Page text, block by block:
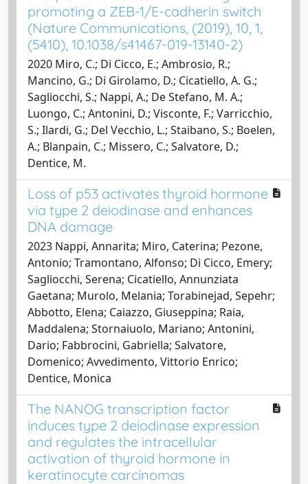
promoting a ZEB-1/E-cadherin switch
(Nature Communications, (2019), 10, 1,
(5410), 10.1038/s41467-019-13140-2)
2020 Miro, C.; Di Cicco, E.; Ambrosio, R.;
Mancino, G.; Di Girolamo, D.; Cicatiello, A. G.;
Sagliocchi, S.; Nappi, A.; De Stefano, M. A.;
Luongo, C.; Antonini, D.; Visconte, F.; Varricchio,
S.; Ilardi, G.; Del Vecchio, L.; Staibano, S.; Boelen,
A.; Blanpain, C.; Missero, C.; Salvatore, D.;
Dentice, M.
Loss of p53 activates thyroid hormone
via type 2 deiodinase and enhances
DNA damage
2023 Nappi, Annarita; Miro, Caterina; Pezone,
Antonio; Tramontano, Alfonso; Di Cicco, Emery;
Sagliocchi, Serena; Cicatiello, Annunziata
Gaetana; Murolo, Melania; Torabinejad, Sepehr;
Abbotto, Elena; Caiazzo, Giuseppina; Raia,
Maddalena; Stornaiuolo, Mariano; Antonini,
Dario; Fabbrocini, Gabriella; Salvatore,
Domenico; Avvedimento, Vittorio Enrico;
Dentice, Monica
The NANOG transcription factor
induces type 2 deiodinase expression
and regulates the intracellular
activation of thyroid hormone in
keratinocyte carcinomas